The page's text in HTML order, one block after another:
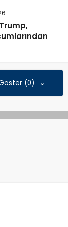
(0)